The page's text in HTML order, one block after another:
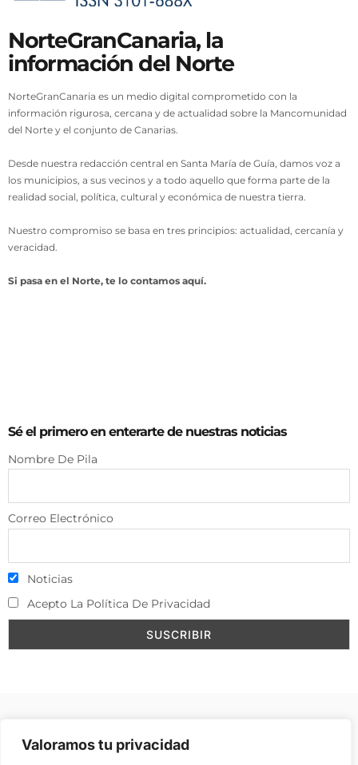
Valoramos tu privacidad
NorteGranCanaria, la
información del Norte
NorteGranCanaria es un medio digital comprometido con la
información rigurosa, cercana y de actualidad sobre la Mancomunidad
del Norte y el conjunto de Canarias.
Desde nuestra redacción central en Santa María de Guía, damos voz a
los municipios, a sus vecinos y a todo aquello que forma parte de la
realidad social, política, cultural y económica de nuestra tierra.
Nuestro compromiso se basa en tres principios: actualidad, cercanía y
veracidad.
Si pasa en el Norte, te lo contamos aquí.
Sé el primero en enterarte de nuestras noticias
Nombre De Pila
Correo Electrónico
Noticias
Acepto La Política De Privacidad
Aviso Legal Política de Cookies
Publicidad